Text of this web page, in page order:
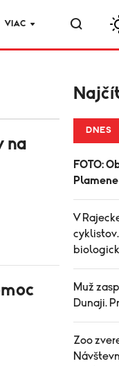
VIAC
na
DNES
FOTO:
V
Muž
Dunaji.
Zoo